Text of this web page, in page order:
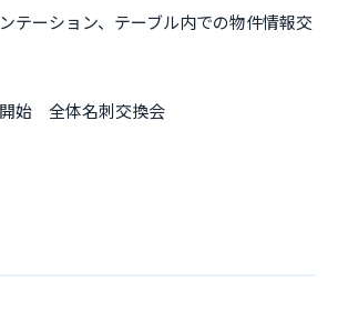
テーション、テーブル内での物件情報交
始 全体名刺交換会